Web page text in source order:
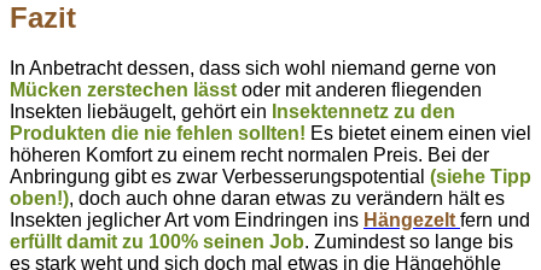
Fazit
In Anbetracht dessen, dass sich wohl niemand gerne von
Mücken zerstechen lässt oder mit anderen fliegenden
Insekten liebäugelt, gehört ein Insektennetz zu den
Produkten die nie fehlen sollten! Es bietet einem einen viel
höheren Komfort zu einem recht normalen Preis. Bei der
Anbringung gibt es zwar Verbesserungspotential (siehe Tipp
oben!), doch auch ohne daran etwas zu verändern hält es
Insekten jeglicher Art vom Eindringen ins Hängezelt fern und
erfüllt damit zu 100% seinen Job. Zumindest so lange bis
es stark weht und sich doch mal etwas in die Hängehöhle